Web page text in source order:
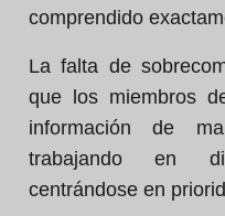
comprendido
La falta de
que los miembros
información de
trabajando en
centrándose en